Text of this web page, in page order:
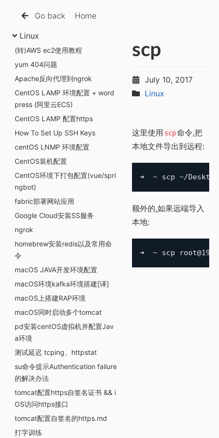
Go back Home
Linux
(转)AWS ec2使用教程
yum 404问题
Apache反向代理到ngrok
CentOS LAMP 环境配置 + word
press (阿里云ECS)
CentOS LAMP 配置https
How To Set Up SSH Keys
centOS LNMP 环境配置
CentOS装机配置
CentOS环境下打包配置(vue/spri
ngbot)
fabric部署网站应用
Google Cloud安装SS服务
ngrok
homebrew安装redis以及常用命
令
macOS JAVA开发环境配置
macOS环境kafka环境搭建[译]
macOS上搭建RAP环境
macOS同时启动多个tomcat
pd安装centOS虚拟机并配置Jav
a环境
测试延迟 tcping、httpstat
su命令提示Authentication failure
的解决办法
tomcat配置https自签名证书 && i
OS访问https接口
tomcat配置自签名的https.md
打字训练
scp
July 10, 2017
Linux
这里使用 scp命令,把
本地文件导出到远程:
额外的,如果远端导入
本地: